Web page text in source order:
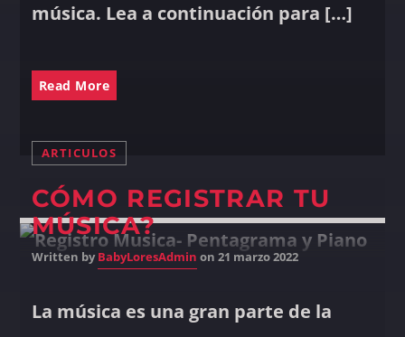
música. Lea a continuación para […]
Read More
ARTICULOS
CÓMO REGISTRAR TU
MÚSICA?
Written byBabyLoresAdmin on 21 marzo 2022
La música es una gran parte de la